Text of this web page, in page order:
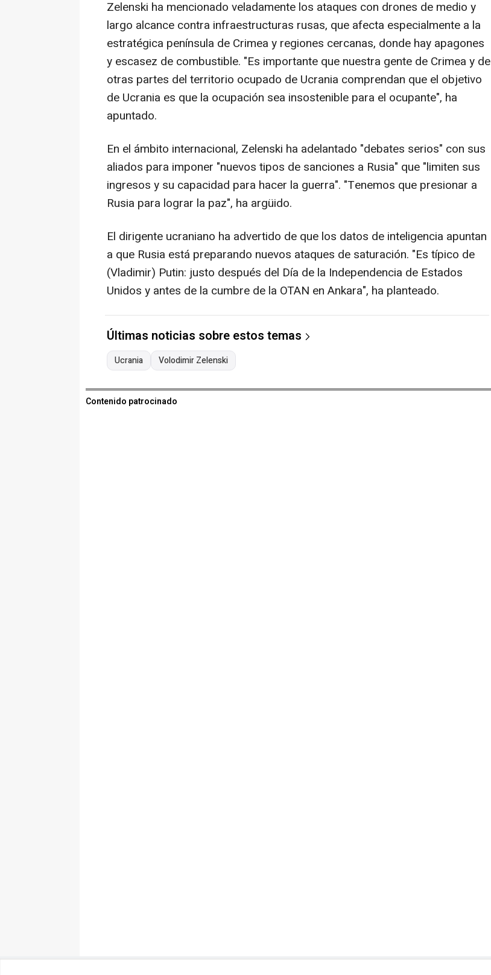
Zelenski ha mencionado veladamente los ataques con drones de medio y
largo alcance contra infraestructuras rusas, que afecta especialmente a la
estratégica península de Crimea y regiones cercanas, donde hay apagones
y escasez de combustible. "Es importante que nuestra gente de Crimea y de
otras partes del territorio ocupado de Ucrania comprendan que el objetivo
de Ucrania es que la ocupación sea insostenible para el ocupante", ha
apuntado.
En el ámbito internacional, Zelenski ha adelantado "debates serios" con sus
aliados para imponer "nuevos tipos de sanciones a Rusia" que "limiten sus
ingresos y su capacidad para hacer la guerra". "Tenemos que presionar a
Rusia para lograr la paz", ha argüido.
El dirigente ucraniano ha advertido de que los datos de inteligencia apuntan
a que Rusia está preparando nuevos ataques de saturación. "Es típico de
(Vladimir) Putin: justo después del Día de la Independencia de Estados
Unidos y antes de la cumbre de la OTAN en Ankara", ha planteado.
Últimas noticias sobre estos temas
Ucrania Volodimir Zelenski
Contenido patrocinado